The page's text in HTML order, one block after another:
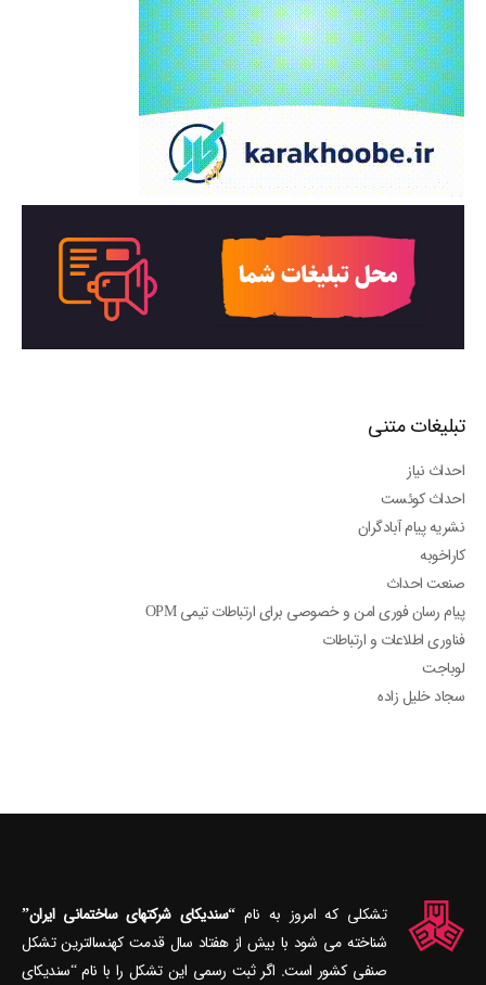
تبلیغات متنی
احداث نیاز
احداث کوئست
نشریه پیام آبادگران
کاراخوبه
صنعت احداث
پیام رسان فوری امن و خصوصی برای ارتباطات تیمی OPM
فناوری اطلاعات و ارتباطات
لوباجت
سجاد خلیل زاده
تشکلی که امروز به نام“سندیکای شرکتهای ساختمانی ایران”
شناخته می‎ شود با بیش از هفتاد سال قدمت کهنسال‎ترین تشکل
صنفی کشور است. اگر ثبت رسمی این تشکل را با نام “سندیکای